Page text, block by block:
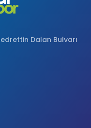
Dalan Bulvarı